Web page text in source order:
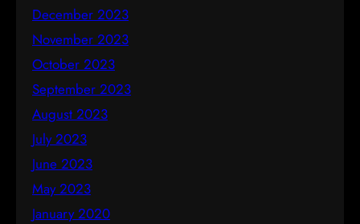
December 2023
November 2023
October 2023
September 2023
August 2023
July 2023
June 2023
May 2023
January 2020